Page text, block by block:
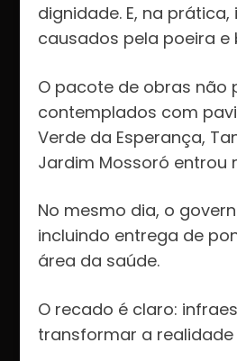
dignidade. E, na
causados pela poeira
O pacote de obras não
contemplados com
Verde da Esperança,
Jardim Mossoró entrou
No mesmo dia, o
incluindo entrega de
área da saúde.
O recado é claro:
transformar a